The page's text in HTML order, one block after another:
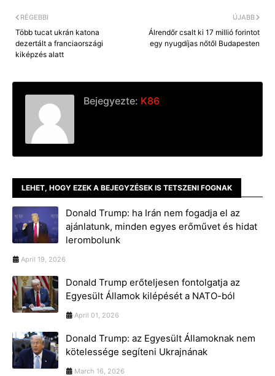
ÚJABB
Álrendőr csalt ki 17 millió forintot
egy nyugdíjas nőtől Budapesten
RÉGEBBI
Több tucat ukrán katona
dezertált a franciaországi
kiképzés alatt
Bejegyezte: K86
LEHET, HOGY EZEK A BEJEGYZÉSEK IS TETSZENI FOGNAK
Donald Trump: ha Irán nem fogadja el az
ajánlatunk, minden egyes erőművet és hidat
lerombolunk
April 19, 2026
Donald Trump erőteljesen fontolgatja az
Egyesült Államok kilépését a NATO-ból
April 01, 2026
Donald Trump: az Egyesült Államoknak nem
kötelessége segíteni Ukrajnának
March 16, 2026